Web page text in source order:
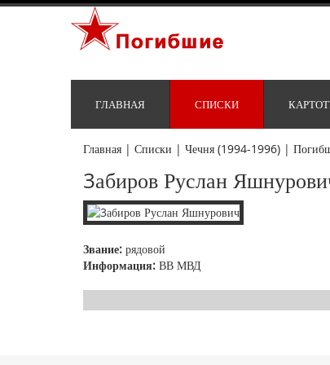
ГЛАВНАЯ СПИСКИ
Главная | Списки | Чечня (1994-1996) |
3абиров Руслан
Звание: рядовой
Информация: ВВ МВД